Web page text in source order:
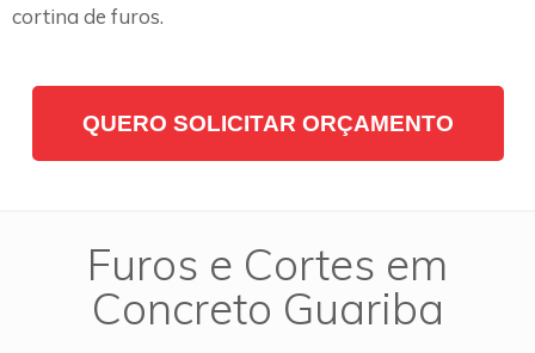
cortina de furos.
QUERO SOLICITAR ORÇAMENTO
Furos e Cortes em
Concreto Guariba